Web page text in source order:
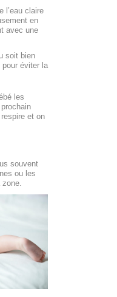
l’eau claire
en
avec une
soit bien
éviter la
les
et on
souvent
ou les